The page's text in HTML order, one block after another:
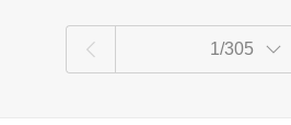
1/305